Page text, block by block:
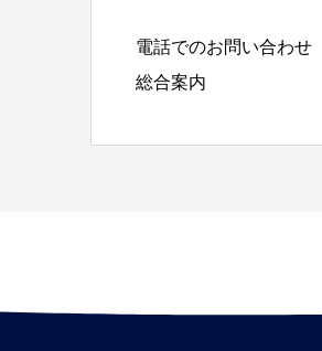
電話でのお問い合わせ
総合案内